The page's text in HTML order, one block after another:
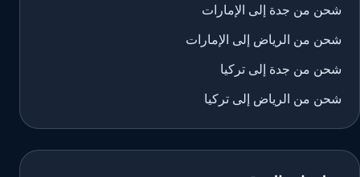
شحن من جدة إلى الإمارات
شحن من الرياض إلى الإمارات
شحن من جدة إلى تركيا
شحن من الرياض إلى تركيا